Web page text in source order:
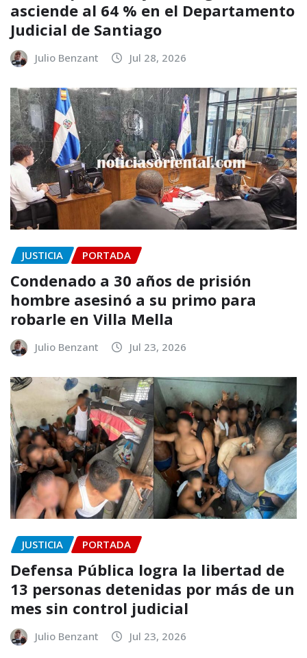
asciende al 64 % en el Departamento
Judicial de Santiago
Julio Benzant Jul 28, 2026
JUSTICIA PORTADA
Condenado a 30 años de prisión
hombre asesinó a su primo para
robarle en Villa Mella
Julio Benzant Jul 23, 2026
JUSTICIA PORTADA
Defensa Pública logra la libertad de
13 personas detenidas por más de un
mes sin control judicial
Julio Benzant Jul 23, 2026